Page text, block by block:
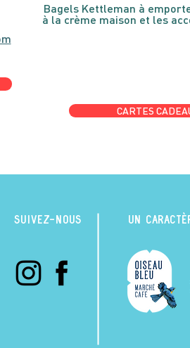
Bagels Kettleman à
à la crème maison et les
CARTES
suivez-nous UN